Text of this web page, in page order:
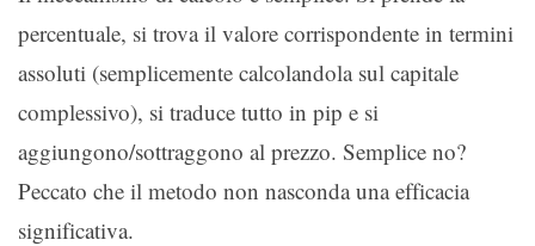
percentuale, si trova il valore corrispondente in termini
assoluti (semplicemente calcolandola sul capitale
complessivo), si traduce tutto in pip e si
aggiungono/sottraggono al prezzo. Semplice no?
Peccato che il metodo non nasconda una efficacia
significativa.